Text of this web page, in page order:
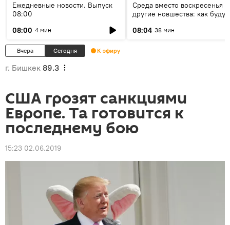
Ежедневные новости. Выпуск
08:00
08:00 4 мин
Среда вместо воскресенья и
другие новшества: как будут
08:04 38 мин
Вчера Сегодня К эфиру
г. Бишкек 89.3
США грозят санкциями
Европе. Та готовится к
последнему бою
15:23 02.06.2019